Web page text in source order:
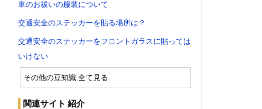
車のお祓いの服装について
交通安全のステッカーを貼る場所は？
交通安全のステッカーをフロントガラスに貼っては
いけない
その他の豆知識 全て見る
関連サイト 紹介